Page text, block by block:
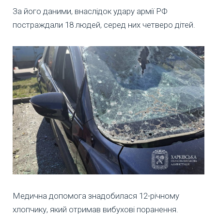
За його даними, внаслідок удару армії РФ
постраждали 18 людей, серед них четверо дітей.
Медична допомога знадобилася 12-річному
хлопчику, який отримав вибухові поранення.